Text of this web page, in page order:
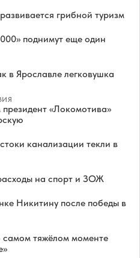
грибной туризм
поднимут еще один
в Ярославле легковушка
«Локомотива»
канализации текли в
на спорт и ЗОЖ
Никитину после победы в
самом тяжёлом моменте